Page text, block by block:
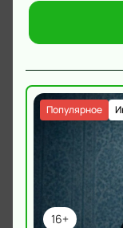
16+
Популярное